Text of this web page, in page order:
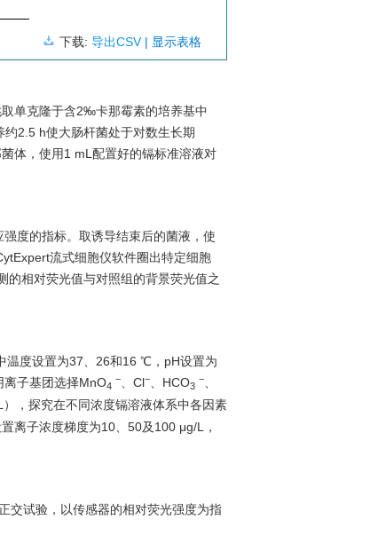
下载: 导出CSV | 显示表格
单克隆于含2‰卡那霉素的培养基中
2.5 h使大肠杆菌处于对数生长期
体，使用1 mL配置好的镉标准溶液对
度的指标。取诱导结束后的菌液，使
流式细胞仪软件圈出特定细胞
的相对荧光值与对照组的背景荧光值之
温度设置为37、26和16 ℃，pH设置为
离子基团选择MnO4
− 、Cl− 、HCO3
−
，探究在不同浓度镉溶液体系中各因素
离子浓度梯度为10、50及100 μg/L，
交试验，以传感器的相对荧光强度为指